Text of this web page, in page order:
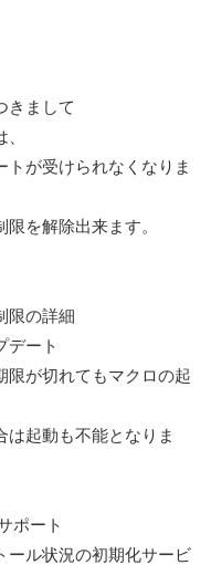
きまして
トが受けられなくなりま
を解除出来ます。
限の詳細
デート
が切れてもマクロの起
起動も不能となりま
ポート
ル状況の初期化サービ